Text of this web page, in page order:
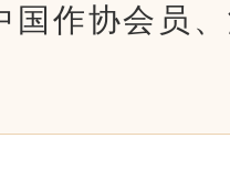
国作协会员